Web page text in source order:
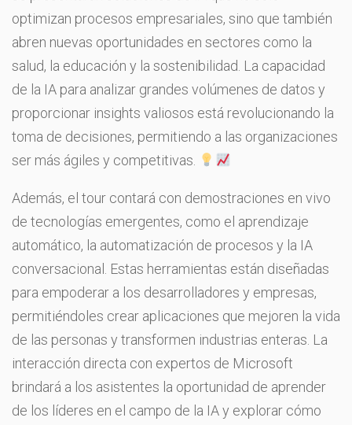
optimizan procesos empresariales, sino que también
abren nuevas oportunidades en sectores como la
salud, la educación y la sostenibilidad. La capacidad
de la IA para analizar grandes volúmenes de datos y
proporcionar insights valiosos está revolucionando la
toma de decisiones, permitiendo a las organizaciones
ser más ágiles y competitivas.
Además, el tour contará con demostraciones en vivo
de tecnologías emergentes, como el aprendizaje
automático, la automatización de procesos y la IA
conversacional. Estas herramientas están diseñadas
para empoderar a los desarrolladores y empresas,
permitiéndoles crear aplicaciones que mejoren la vida
de las personas y transformen industrias enteras. La
interacción directa con expertos de Microsoft
brindará a los asistentes la oportunidad de aprender
de los líderes en el campo de la IA y explorar cómo